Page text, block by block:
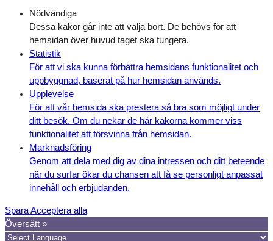
Nödvändiga
Dessa kakor går inte att välja bort. De behövs för att
hemsidan över huvud taget ska fungera.
Statistik
För att vi ska kunna förbättra hemsidans funktionalitet och
uppbyggnad, baserat på hur hemsidan används.
Upplevelse
För att vår hemsida ska prestera så bra som möjligt under
ditt besök. Om du nekar de här kakorna kommer viss
funktionalitet att försvinna från hemsidan.
Marknadsföring
Genom att dela med dig av dina intressen och ditt beteende
när du surfar ökar du chansen att få se personligt anpassat
innehåll och erbjudanden.
SparaAcceptera alla
Översätt »